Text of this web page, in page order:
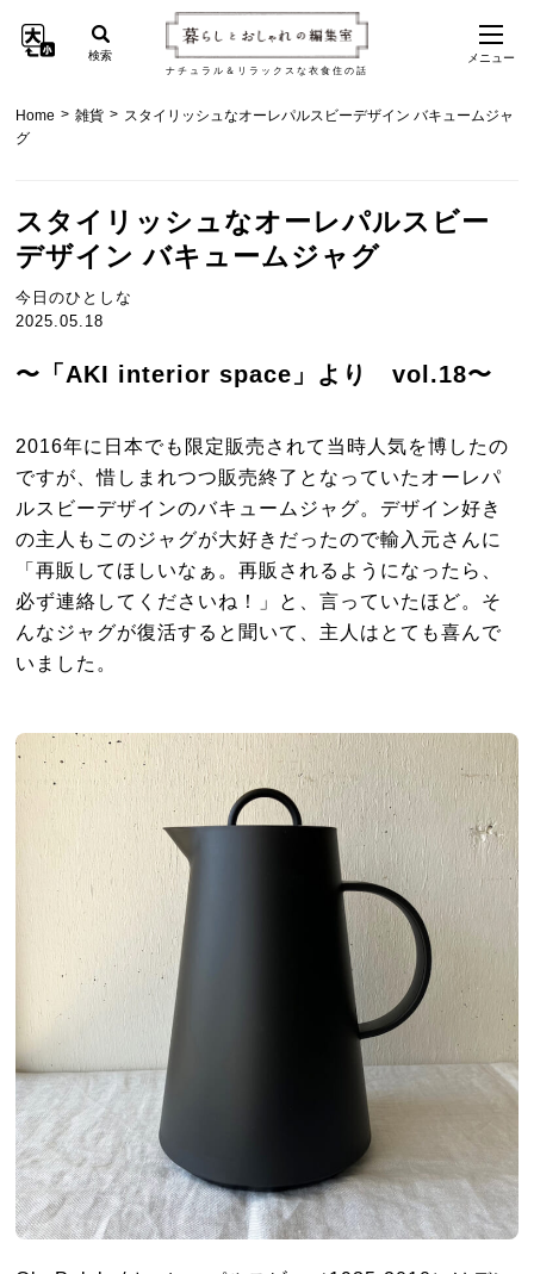
ナチュラル＆リラックスな衣食住の話
検索 メニュー
Home > 雑貨 > スタイリッシュなオーレパルスビーデザイン バキュームジャ
グ
スタイリッシュなオーレパルスビー
デザイン バキュームジャグ
今日のひとしな
2025.05.18
〜「AKI interior space」より vol.18〜
2016年に日本でも限定販売されて当時人気を博したの
ですが、惜しまれつつ販売終了となっていたオーレパ
ルスビーデザインのバキュームジャグ。デザイン好き
の主人もこのジャグが大好きだったので輸入元さんに
「再販してほしいなぁ。再販されるようになったら、
必ず連絡してくださいね！」と、言っていたほど。そ
んなジャグが復活すると聞いて、主人はとても喜んで
いました。